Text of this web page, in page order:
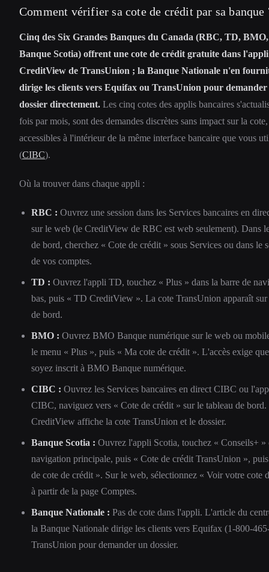
Comment vérifier sa cote de crédit par sa banque
Cinq des Six Grandes Banques du Canada (RBC, TD,
Banque Scotia) offrent une cote de crédit gratuite dans
CreditView de TransUnion ; la Banque Nationale n'en
dirige les clients vers Equifax ou TransUnion pour
dossier directement. Les cinq cotes des applis bancaires
fois par mois, sont des demandes discrètes sans impact sur la
accessibles à l'intérieur de la même interface bancaire que vous
(CIBC).
Où la trouver dans chaque appli :
RBC : Ouvrez une session dans les Services bancaires en
sur le web (le CreditView de RBC est web seulement). Dans
de bord, cherchez « Cote de crédit » sous Services ou dans le
de vos comptes.
TD : Ouvrez l'appli TD, touchez « Plus » dans la barre de
bas, puis « TD CreditView ». La cote TransUnion apparaît sur
de bord.
BMO : Ouvrez BMO Banque numérique sur le web ou
le menu « Plus », puis « Ma cote de crédit ». L'accès exige
soyez inscrit à BMO Banque numérique.
CIBC : Ouvrez les Services bancaires en direct CIBC ou
CIBC, naviguez vers « Cote de crédit » sur le tableau de bord.
CreditView affiche la cote TransUnion et le dossier.
Banque Scotia : Ouvrez l'appli Scotia, touchez « Conseils+ »
navigation principale, puis « Cote de crédit TransUnion »,
de cote de crédit ». Sur le web, sélectionnez « Voir votre cote
à partir de la page Comptes.
Banque Nationale : Pas de cote dans l'appli. L'article du
la Banque Nationale dirige les clients vers Equifax (1-800-
TransUnion pour demander un dossier.